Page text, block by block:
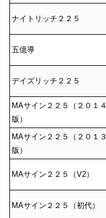
ナイトリッチ２２５
五億導
デイズリッチ２２５
MAサイン２２５（２０１４
版）
MAサイン２２５（２０１３
版）
MAサイン２２５（V2）
MAサイン２２５（初代）